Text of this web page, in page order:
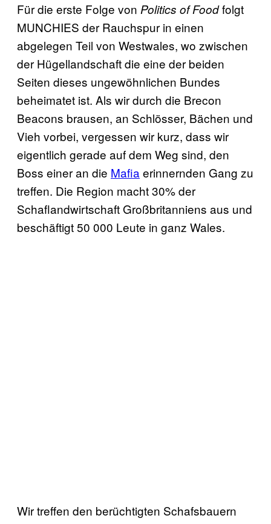
Für die erste Folge von Politics of Foodfolgt
MUNCHIES der Rauchspur in einen
abgelegen Teil von Westwales, wo zwischen
der Hügellandschaft die eine der beiden
Seiten dieses ungewöhnlichen Bundes
beheimatet ist. Als wir durch die Brecon
Beacons brausen, an Schlösser, Bächen und
Vieh vorbei, vergessen wir kurz, dass wir
eigentlich gerade auf dem Weg sind, den
Boss einer an die Mafia erinnernden Gang zu
treffen. Die Region macht 30% der
Schaflandwirtschaft Großbritanniens aus und
beschäftigt 50 000 Leute in ganz Wales.
Wir treffen den berüchtigten Schafsbauern